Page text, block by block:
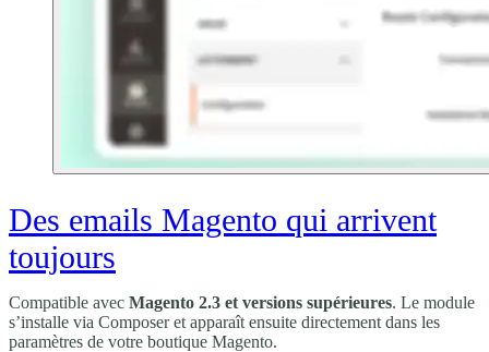
Des emails Magento qui arrivent
toujours
Compatible avec Magento 2.3 et versions supérieures. Le module
s’installe via Composer et apparaît ensuite directement dans les
paramètres de votre boutique Magento.